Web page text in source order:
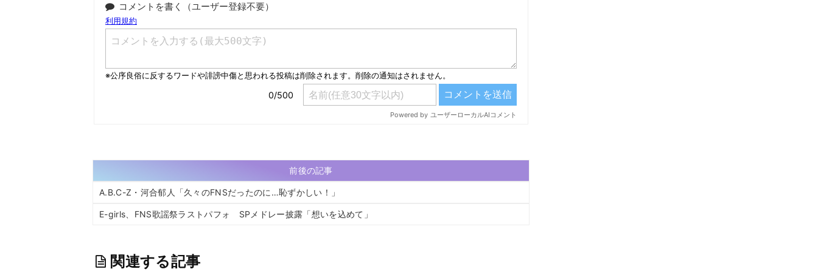
コメントを書く（ユーザー登録不要）
前後の記事
A.B.C-Z・河合郁人「久々のFNSだったのに…恥ずかしい！」
E-girls、FNS歌謡祭ラストパフォ SPメドレー披露「想いを込めて」
関連する記事